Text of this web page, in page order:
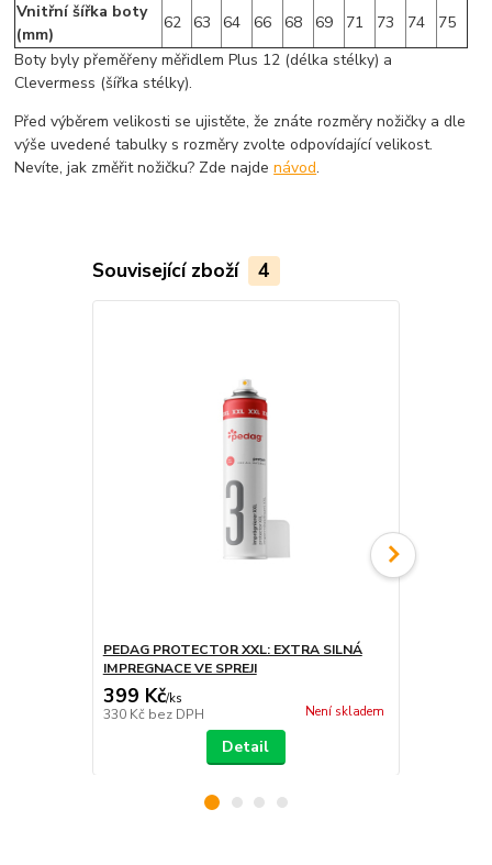
Vnitřní šířka boty
(mm)
62 63 64 66 68 69 71 73 74
75
Boty byly přeměřeny měřidlem Plus 12 (délka stélky) a
Clevermess (šířka stélky).
Před výběrem velikosti se ujistěte, že znáte rozměry nožičky a dle
výše uvedené tabulky s rozměry zvolte odpovídající velikost.
Nevíte, jak změřit nožičku? Zde najdenávod.
Související zboží 4
PEDAG PROTECTOR XXL: EXTRA SILNÁ
IMPREGNACE VE SPREJI
399 Kč/ks
330 Kč bez DPH Není skladem
Detail